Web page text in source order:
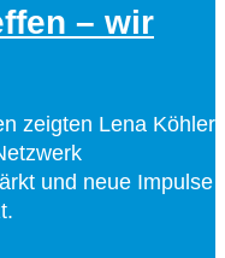
– wir
zeigten Lena Köhler
und neue Impulse